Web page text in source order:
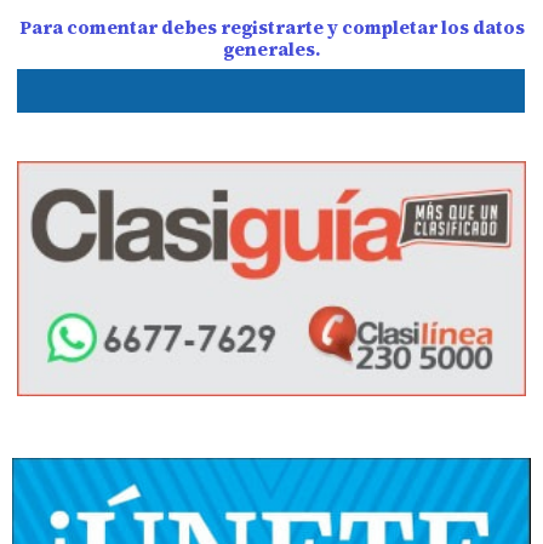
Para comentar debes registrarte y completar los datos
generales.